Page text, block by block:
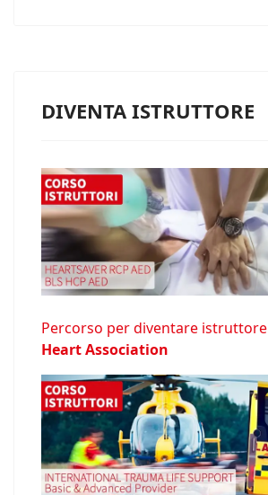
DIVENTA ISTRUTTORE
Percorso per diventare istruttore
Heart Association